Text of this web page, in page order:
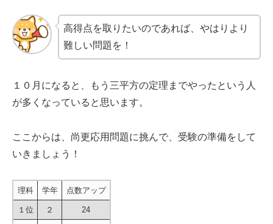
高得点を取りたいのであれば、やはりより
難しい問題を！
１０月になると、もう三平方の定理までやったという人
が多くなっていると思います。
ここからは、尚更応用問題に挑んで、受験の準備をして
いきましょう！
理科 学年 点数アップ
１位 ２ 24